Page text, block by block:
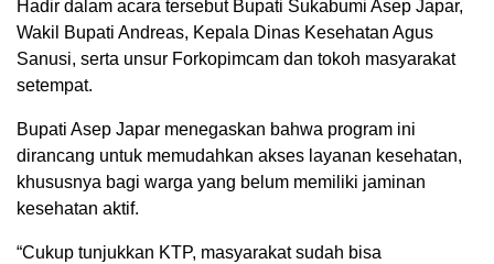
Hadir dalam acara tersebut Bupati Sukabumi Asep Japar,
Wakil Bupati Andreas, Kepala Dinas Kesehatan Agus
Sanusi, serta unsur Forkopimcam dan tokoh masyarakat
setempat.
Bupati Asep Japar menegaskan bahwa program ini
dirancang untuk memudahkan akses layanan kesehatan,
khususnya bagi warga yang belum memiliki jaminan
kesehatan aktif.
“Cukup tunjukkan KTP, masyarakat sudah bisa